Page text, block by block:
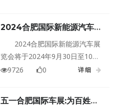
2024合肥国际新能源汽车展
2024合肥国际新能源汽车展
览会将于2024年9月30日至10月5
日在安徽合肥滨湖国际会展中心
9726 0 详细
五一合肥国际车展:为百姓创